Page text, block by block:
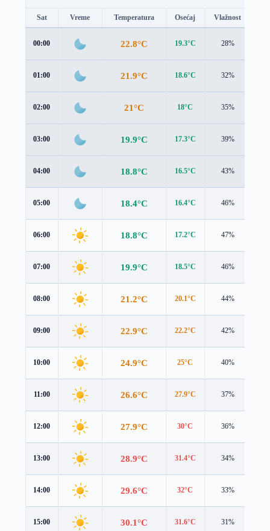
Sat Vreme Temperatura Osećaj Vlažnost
00:00 22.8°C 19.3°C 28%
01:00 21.9°C 18.6°C 32%
02:00 21°C 18°C 35%
03:00 19.9°C 17.3°C 39%
04:00 18.8°C 16.5°C 43%
05:00 18.4°C 16.4°C 46%
06:00 18.8°C 17.2°C 47%
07:00 19.9°C 18.5°C 46%
08:00 21.2°C 20.1°C 44%
09:00 22.9°C 22.2°C 42%
10:00 24.9°C 25°C 40%
11:00 26.6°C 27.9°C 37%
12:00 27.9°C 30°C 36%
13:00 28.9°C 31.4°C 34%
14:00 29.6°C 32°C 33%
15:00 30.1°C 31.6°C 31%